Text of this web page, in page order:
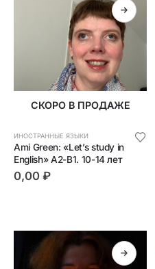
СКОРО В ПРОДАЖЕ
ИНОСТРАННЫЕ ЯЗЫКИ
Ami Green: «Let’s study in
English» А2-В1. 10-14 лет
0,00 ₽